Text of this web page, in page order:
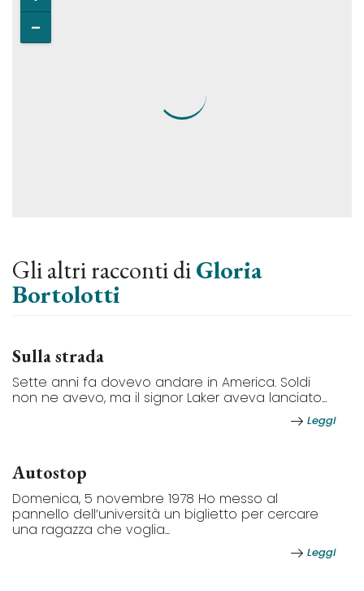
Gli altri racconti diGloria
Bortolotti
Sulla strada
Sette anni fa dovevo andare in America. Soldi
non ne avevo, ma il signor Laker aveva lanciato...
Leggi
Autostop
Domenica, 5 novembre 1978 Ho messo al
pannello dell’università un biglietto per cercare
una ragazza che voglia...
Leggi